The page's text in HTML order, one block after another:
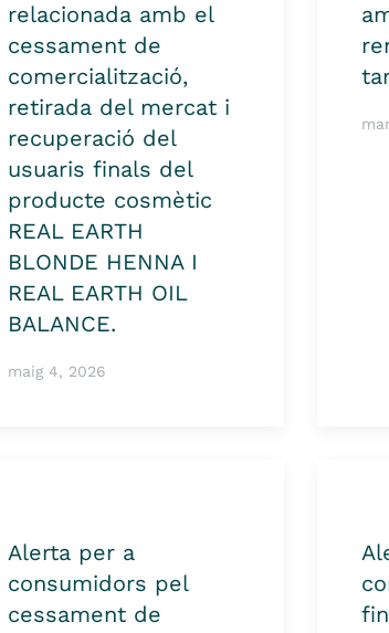
relacionada amb el
cessament de
comercialització,
retirada del mercat i
recuperació del
usuaris finals del
producte cosmètic
REAL EARTH
BLONDE HENNA I
REAL EARTH OIL
BALANCE.
maig 4, 2026
Alerta per a
consumidors pel
cessament de